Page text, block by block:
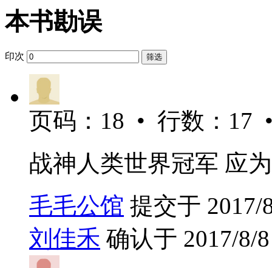
本书勘误
印次 筛选
页码：18 • 行数：17
战神人类世界冠军 应
毛毛公馆 提交于 2017/
刘佳禾 确认于 2017/8/